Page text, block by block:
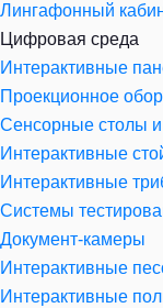
Лингафонный
Цифровая среда
Интерактивные
Проекционное
Сенсорные столы
Интерактивные
Интерактивные
Системы
Документ-камеры
Интерактивные
Интерактивные